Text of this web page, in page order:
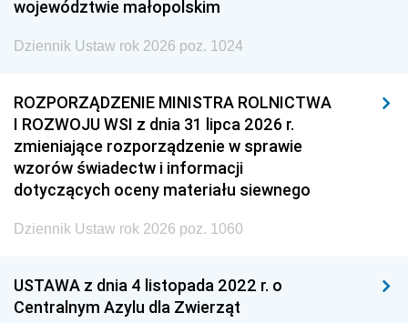
województwie małopolskim
Dziennik Ustaw rok 2026 poz. 1024
ROZPORZĄDZENIE MINISTRA ROLNICTWA
I ROZWOJU WSI z dnia 31 lipca 2026 r.
zmieniające rozporządzenie w sprawie
wzorów świadectw i informacji
dotyczących oceny materiału siewnego
Dziennik Ustaw rok 2026 poz. 1060
USTAWA z dnia 4 listopada 2022 r. o
Centralnym Azylu dla Zwierząt